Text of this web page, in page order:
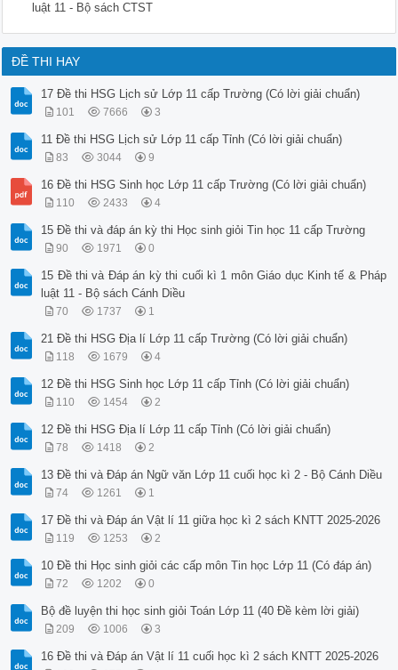
luật 11 - Bộ sách CTST
ĐỀ THI HAY
17 Đề thi HSG Lịch sử Lớp 11 cấp Trường (Có lời giải chuẩn)
101 7666 3
11 Đề thi HSG Lịch sử Lớp 11 cấp Tỉnh (Có lời giải chuẩn)
83 3044 9
16 Đề thi HSG Sinh học Lớp 11 cấp Trường (Có lời giải chuẩn)
110 2433 4
15 Đề thi và đáp án kỳ thi Học sinh giỏi Tin học 11 cấp Trường
90 1971 0
15 Đề thi và Đáp án kỳ thi cuối kì 1 môn Giáo dục Kinh tế & Pháp
luật 11 - Bộ sách Cánh Diều
70 1737 1
21 Đề thi HSG Địa lí Lớp 11 cấp Trường (Có lời giải chuẩn)
118 1679 4
12 Đề thi HSG Sinh học Lớp 11 cấp Tỉnh (Có lời giải chuẩn)
110 1454 2
12 Đề thi HSG Địa lí Lớp 11 cấp Tỉnh (Có lời giải chuẩn)
78 1418 2
13 Đề thi và Đáp án Ngữ văn Lớp 11 cuối học kì 2 - Bộ Cánh Diều
74 1261 1
17 Đề thi và Đáp án Vật lí 11 giữa học kì 2 sách KNTT 2025-2026
119 1253 2
10 Đề thi Học sinh giỏi các cấp môn Tin học Lớp 11 (Có đáp án)
72 1202 0
Bộ đề luyện thi học sinh giỏi Toán Lớp 11 (40 Đề kèm lời giải)
209 1006 3
16 Đề thi và Đáp án Vật lí 11 cuối học kì 2 sách KNTT 2025-2026